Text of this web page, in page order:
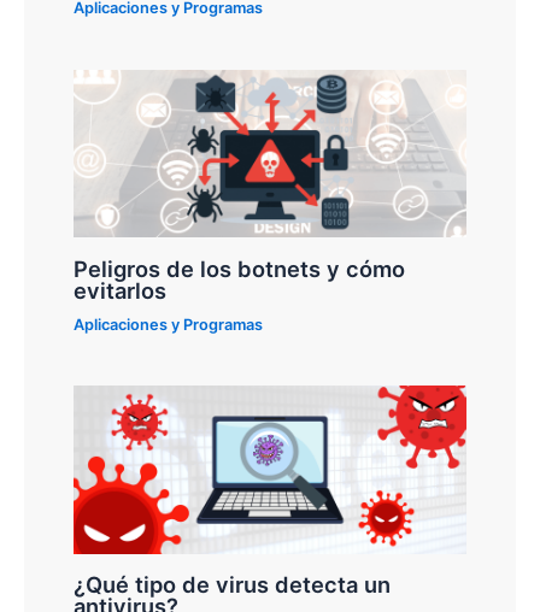
Aplicaciones y Programas
Peligros de los botnets y cómo
evitarlos
Aplicaciones y Programas
¿Qué tipo de virus detecta un
antivirus?